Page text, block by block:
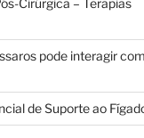
Cirúrgica – Terapias
pode interagir
de Suporte ao